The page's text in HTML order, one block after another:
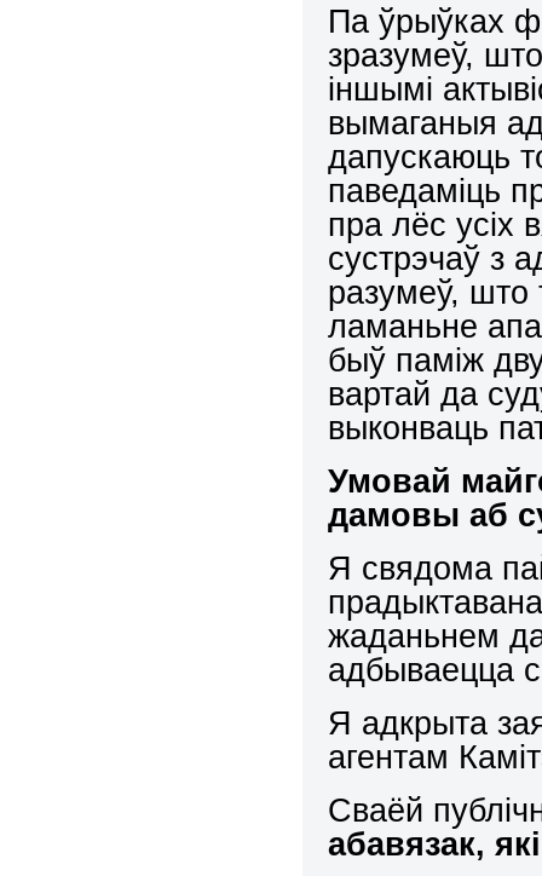
Па ўрыўках
зразумеў,
іншымі
вымаганыя ад
дапускаюць
паведаміць
пра лёс усіх
сустрэчаў з
разумеў, што
ламаньне
быў паміж
вартай да
выконваць
Умовай
дамовы аб
Я свядома
жаданьнем
адбываецца
Я адкрыта
агентам
Сваёй
абавязак,